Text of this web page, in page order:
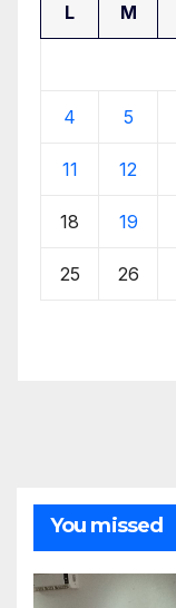
L M
4 5
11 12
18 19
25 26
You missed